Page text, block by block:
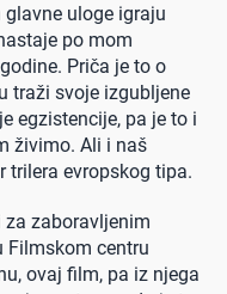
uloge igraju
po mom
Priča je to o
traži svoje izgubljene
egzistencije, pa je to i
živimo. Ali i naš
trilera evropskog tipa.
zaboravljenim
centru
ovaj film, pa iz njega